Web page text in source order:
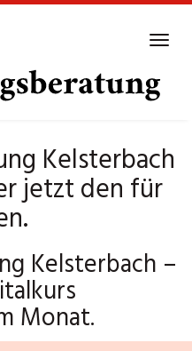
Kelsterbach
jetzt den für
Kelsterbach –
Monat.